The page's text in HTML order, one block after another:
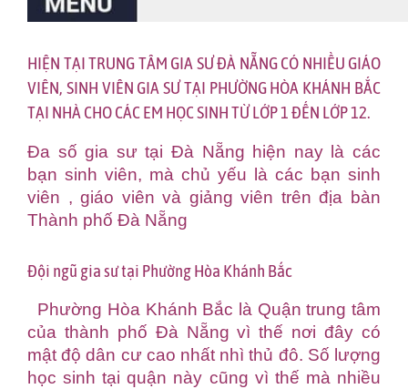
HIỆN TẠI TRUNG TÂM GIA SƯ ĐÀ NẴNG CÓ NHIỀU GIÁO
VIÊN, SINH VIÊN GIA SƯ TẠI PHƯỜNG HÒA KHÁNH BẮC
TẠI NHÀ CHO CÁC EM HỌC SINH TỪ LỚP 1 ĐẾN LỚP 12.
Đa số gia sư tại Đà Nẵng hiện nay là các
bạn sinh viên, mà chủ yếu là các bạn sinh
viên , giáo viên và giảng viên trên địa bàn
Thành phố Đà Nẵng
Đội ngũ gia sư tại Phường Hòa Khánh Bắc
Phường Hòa Khánh Bắc là Quận trung tâm
của thành phố Đà Nẵng vì thế nơi đây có
mật độ dân cư cao nhất nhì thủ đô. Số lượng
học sinh tại quận này cũng vì thế mà nhiều